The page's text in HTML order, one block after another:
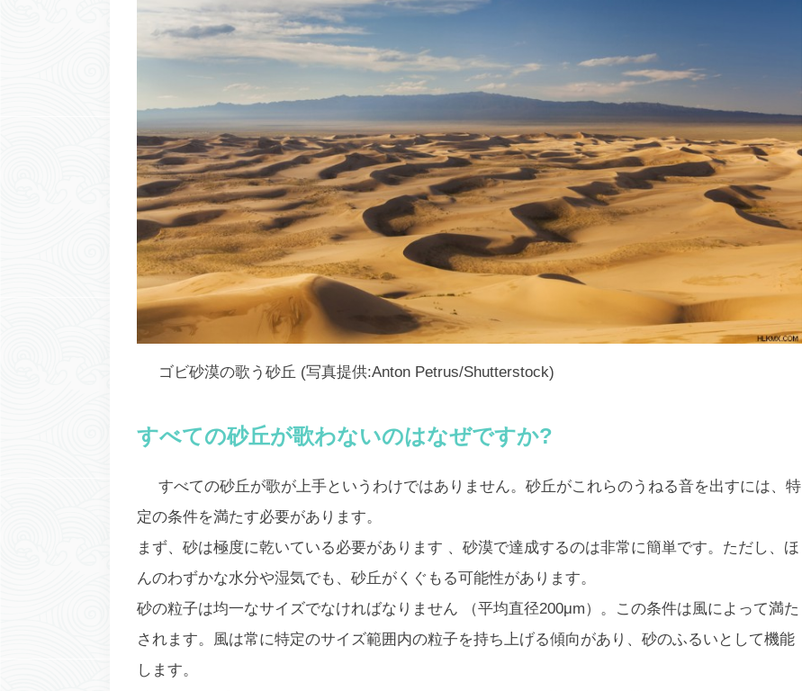
ゴビ砂漠の歌う砂丘 (写真提供:Anton Petrus/Shutterstock)
すべての砂丘が歌わないのはなぜですか?
すべての砂丘が歌が上手というわけではありません。砂丘がこれらのうねる音を出すには、特
定の条件を満たす必要があります。
まず、砂は極度に乾いている必要があります 、砂漠で達成するのは非常に簡単です。ただし、ほ
んのわずかな水分や湿気でも、砂丘がくぐもる可能性があります。
砂の粒子は均一なサイズでなければなりません （平均直径200μm）。この条件は風によって満た
されます。風は常に特定のサイズ範囲内の粒子を持ち上げる傾向があり、砂のふるいとして機能
します。